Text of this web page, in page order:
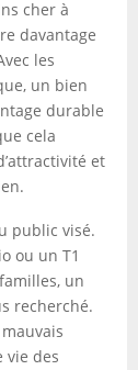
cher à
davantage
les
un bien
durable
cela
et
public visé.
ou un T1
un
recherché.
vie des